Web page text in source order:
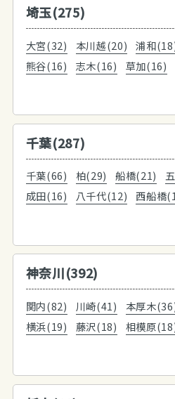
埼玉(275)
大宮(32) 本川越(20) 浦和
熊谷(16)
志木(16)
草加(16)
千葉(287)
千葉(66) 柏(29) 船橋(21)
成田(16)
八千代(12)
西船橋
神奈川(392)
関内(82) 川崎(41) 本厚木
横浜(19)
藤沢(18)
相模原